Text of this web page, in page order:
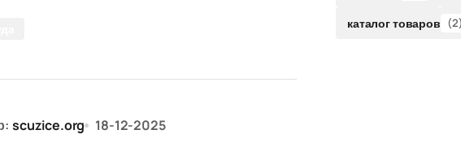
scuzice.org 18-12-2025
каталог товаров (2)